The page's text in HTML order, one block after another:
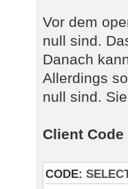
Vor dem
null sind.
Danach
Allerdings
null sind.
Client Code
CODE: